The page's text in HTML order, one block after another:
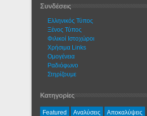
Συνδέσεις
Ελληνικός Τύπος
Ξένος Τύπος
Φιλικοί Ιστοχώροι
Χρήσιμα Links
Ομογένεια
Ραδιόφωνο
Στηρίζουμε
Κατηγορίες
Featured Αναλύσεις Αποκαλύψεις